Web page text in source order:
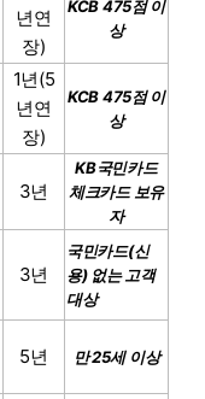
년연
장)
KCB 475점 이
상
1년(5
년연
장)
KCB 475점 이
상
3년
KB국민카드
체크카드 보유
자
3년
국민카드(신
용) 없는 고객
대상
5년 만 25세 이상